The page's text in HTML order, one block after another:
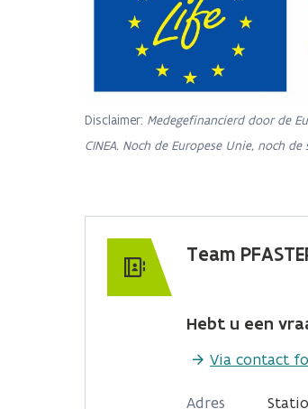
Disclaimer: Medegefinancierd door de
CINEA. Noch de Europese Unie, noch
Team
Hebt u een
Via contact
Adres